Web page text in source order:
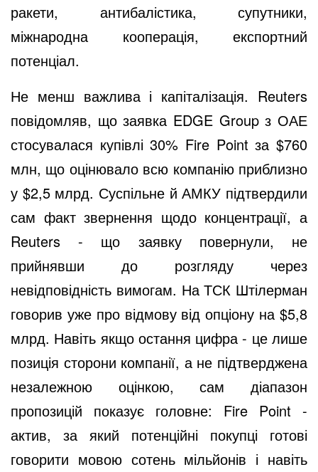
ракети, антибалістика, супутники,
міжнародна кооперація, експортний
потенціал.
Не менш важлива і капіталізація. Reuters
повідомляв, що заявка EDGE Group з ОАЕ
стосувалася купівлі 30% Fire Point за $760
млн, що оцінювало всю компанію приблизно
у $2,5 млрд. Суспільне й АМКУ підтвердили
сам факт звернення щодо концентрації, а
Reuters - що заявку повернули, не
прийнявши до розгляду через
невідповідність вимогам. На ТСК Штілерман
говорив уже про відмову від опціону на $5,8
млрд. Навіть якщо остання цифра - це лише
позиція сторони компанії, а не підтверджена
незалежною оцінкою, сам діапазон
пропозицій показує головне: Fire Point -
актив, за який потенційні покупці готові
говорити мовою сотень мільйонів і навіть